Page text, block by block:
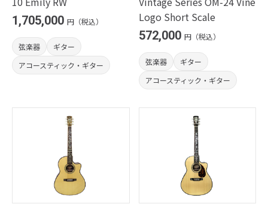
1,705,000 円（税込）
弦楽器
ギター
アコースティック・ギター
Logo Short Scale
572,000 円（税込）
弦楽器
ギター
アコースティック・ギター